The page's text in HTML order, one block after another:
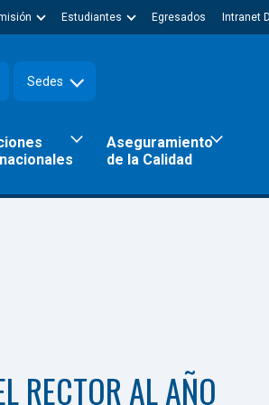
Intranet
Egresados
Estudiantes
Sedes
Aseguramiento
de la Calidad
RECTOR AL AÑO
GRANDEZA EN TODO
INCLUSIÓN DE LAS Y